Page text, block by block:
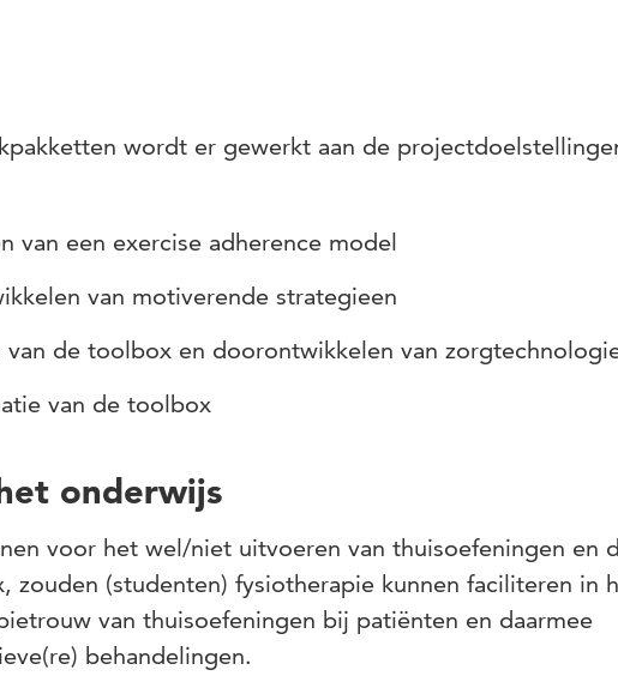
wordt er gewerkt aan de
van een exercise adherence model
van motiverende strategieen
van de toolbox en doorontwikkelen van
van de toolbox
onderwijs
voor het wel/niet uitvoeren van thuisoefeningen en
zouden (studenten) fysiotherapie kunnen faciliteren in
van thuisoefeningen bij patiënten en daarmee
behandelingen.